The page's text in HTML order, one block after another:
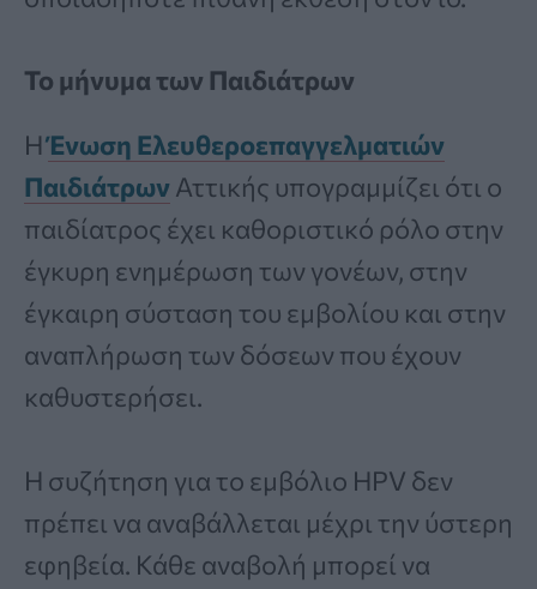
Το μήνυμα των Παιδιάτρων
ΗΈνωση Ελευθεροεπαγγελματιών
ΠαιδιάτρωνΑττικής υπογραμμίζει ότι ο
παιδίατρος έχει καθοριστικό ρόλο στην
έγκυρη ενημέρωση των γονέων, στην
έγκαιρη σύσταση του εμβολίου και στην
αναπλήρωση των δόσεων που έχουν
καθυστερήσει.
Η συζήτηση για το εμβόλιο HPV δεν
πρέπει να αναβάλλεται μέχρι την ύστερη
εφηβεία. Κάθε αναβολή μπορεί να